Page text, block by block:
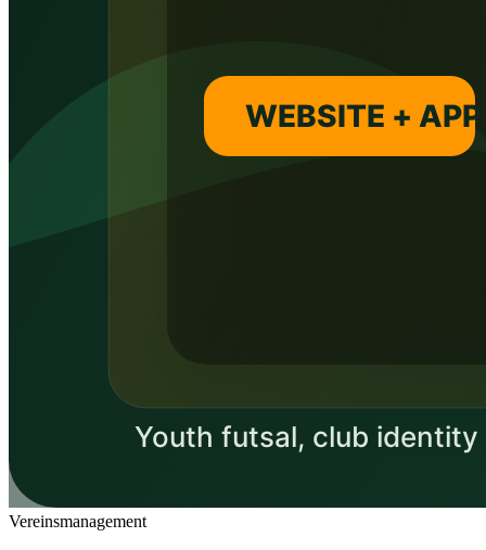
Vereinsmanagement